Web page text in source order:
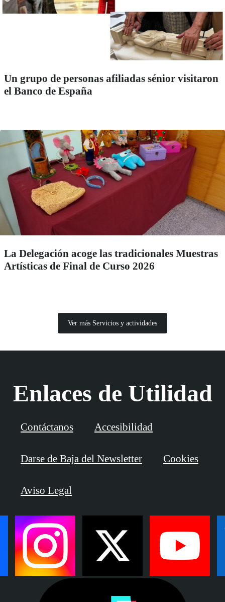
Un grupo de personas afiliadas sénior visitaron
el Banco de España
La Delegación acoge las tradicionales Muestras
Artísticas de Final de Curso 2026
Ver más Servicios y actividades
Enlaces de Utilidad
Contáctanos Accesibilidad
Darse de Baja del Newsletter Cookies
Aviso Legal